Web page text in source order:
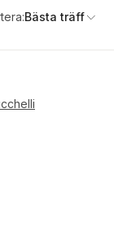
Bästa träff
röster: